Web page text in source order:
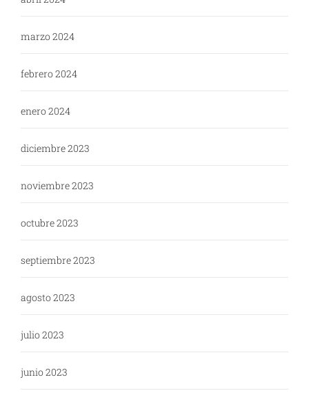
marzo 2024
febrero 2024
enero 2024
diciembre 2023
noviembre 2023
octubre 2023
septiembre 2023
agosto 2023
julio 2023
junio 2023